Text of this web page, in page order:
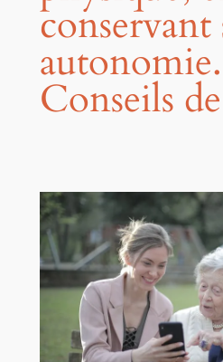
conservant
autonomie.
Conseils